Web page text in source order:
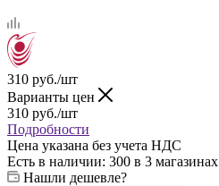
310 руб./шт
Варианты цен
310 руб./шт
Подробности
Цена указана без учета НДС
Есть в наличии: 300 в 3 магазинах
Нашли дешевле?